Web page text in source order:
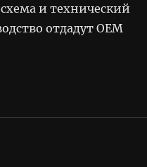
и технический
отдадут OEM